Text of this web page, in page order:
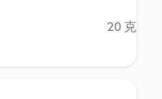
20 克